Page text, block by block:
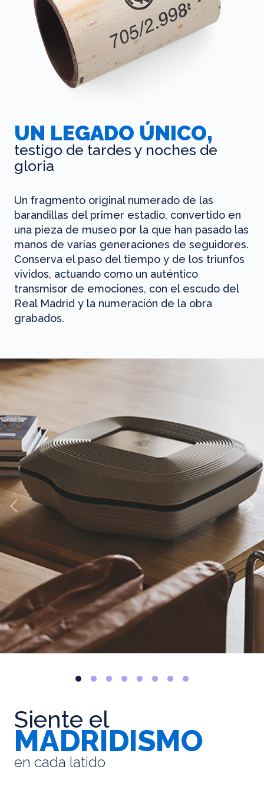
UN LEGADO ÚNICO,
testigo de tardes y noches de
gloria
Un fragmento original numerado de las
barandillas del primer estadio, convertido en
una pieza de museo por la que han pasado las
manos de varias generaciones de seguidores.
Conserva el paso del tiempo y de los triunfos
vividos, actuando como un auténtico
transmisor de emociones, con el escudo del
Real Madrid y la numeración de la obra
grabados.
Siente el
MADRIDISMO
en cada latido